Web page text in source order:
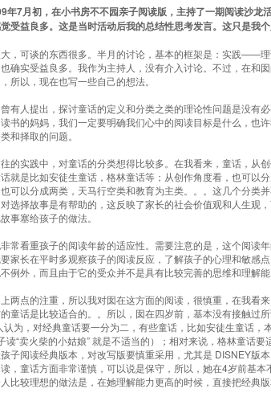
年7月初，在小书房不不园亲子阅读版，主持了一期阅读沙
受益良多。这是当时活动后我的总结性思考发言。这只是我个
，可谈的东西很多。半月的讨论，基本的框架是：实践——
确实受益良多。我作为主持人，没有介入讨论。不过，在和
所以，现在也写一些自己的想法。
有人提出，探讨童话的定义和分类之类的理论性问题是没有
书的妈妈，我们一定要明确我们心中的阅读目标是什么，也
和择取的问题。
的实践中，对童话的分类想得比较多。在我看来，童话，从
就是比如安徒生童话，格林童话等；从创作角度看，也可以
可以分成两类，天马行空类和教育为主类。。。这几个分类
选择故事是有帮助的，这反映了家长的社会价值观和人生观
事塞给孩子的做法。
常看重孩子的阅读年龄的适应性。需要注意的是，这个阅读
家长在平时多观察孩子的阅读反应，了解孩子的心理和敏感
例外，而且由于它的受众并不是具有比较完善的思维和理解
两点的注重，所以我对囡在这方面的阅读，很慎重，在我看
童话是比较适合的。。所以，囡在四岁前，基本没有接触过
认为，对经典童话要一分为二，有些童话，比如安徒生童话，
读“卖火柴的小姑娘” 就是不适当的）；相对来说，格林童话
子阅读经典版本，对改写版要慎重采用，尤其是 DISNEY版本
，童话方面非常谨慎，可以说是保守，所以，她在4岁前基
比较理想的做法是，在她理解能力更高的时候，直接把经典